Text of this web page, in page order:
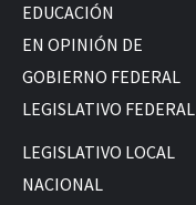
EDUCACIÓN
EN OPINIÓN DE
GOBIERNO FEDERAL
LEGISLATIVO FEDERAL
LEGISLATIVO LOCAL
NACIONAL